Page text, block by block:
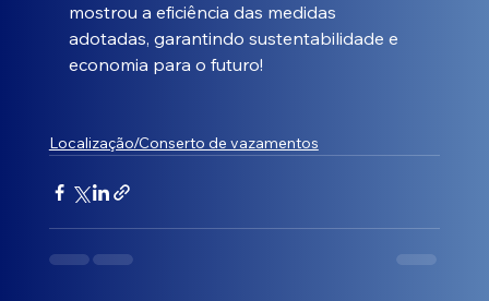
mostrou a eficiência das medidas
adotadas, garantindo sustentabilidade e
economia para o futuro!
Localização/Conserto de vazamentos